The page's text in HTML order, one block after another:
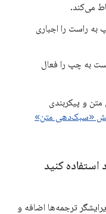
می‌کند.
راست را اجباری
به چپ را فعال
و پیکربندی
«سبک‌دهی متن»
کنید
ترجمه‌ها اضافه و